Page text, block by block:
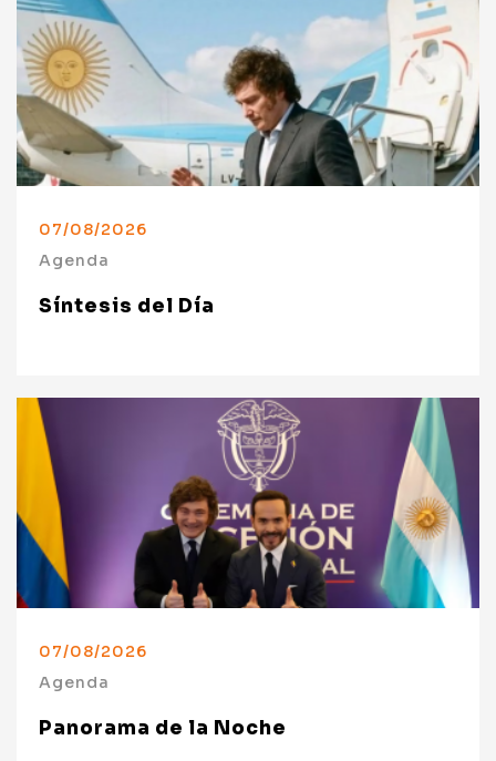
07/08/2026
Agenda
Síntesis del Día
07/08/2026
Agenda
Panorama de la Noche